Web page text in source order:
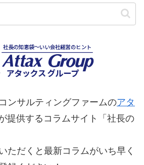
ンサルティングファームのアタ
提供するコラムサイト「社長の
ただくと最新コラムがいち早く